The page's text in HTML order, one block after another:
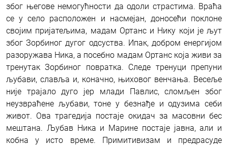
због његове немогућности да одоли страстима. Враћа
се у село расположен и насмејан, доносећи поклоне
својим пријатељима, мадам Ортанс и Нику који је љут
због Зорбиног дугог одсуства. Ипак, добром енергијом
разоружава Ника, а посебно мадам Ортанс која живи за
тренутак Зорбиног повратка. Следе тренуци препуни
љубави, славља и, коначно, њиховог венчања. Весеље
није трајало дуго јер млади Павлис, сломљен због
неузвраћене љубави, тоне у безнађе и одузима себи
живот. Ова трагедија постаје окидач за масовни бес
мештана. Љубав Ника и Марине постаје јавна, али и
кобна у исто време. Примитивизам и предрасуде